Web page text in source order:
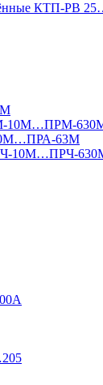
КТП-РВ
10М…ПРМ-
10М…ПРА-63М
10М…ПРЧ-